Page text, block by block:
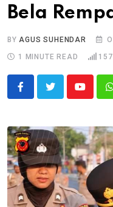
Bela
BYAGUS SUHENDAR
1 MINUTE READ
Youtube